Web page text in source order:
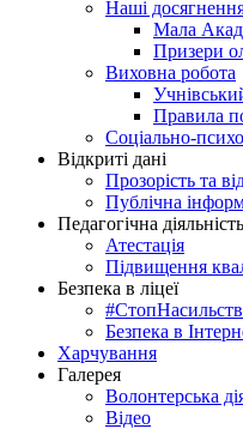
Наші
Мала
Призери
Виховна робота
Правила
Соціально-
Відкриті дані
Прозорість та
Публічна
Педагогічна діяльність
Атестація
Підвищення
Безпека в ліцеї
Безпека в
Харчування
Галерея
Волонтерська
Відео